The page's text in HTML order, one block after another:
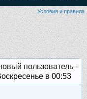
Условия и правила
пользователь -
в 00:53